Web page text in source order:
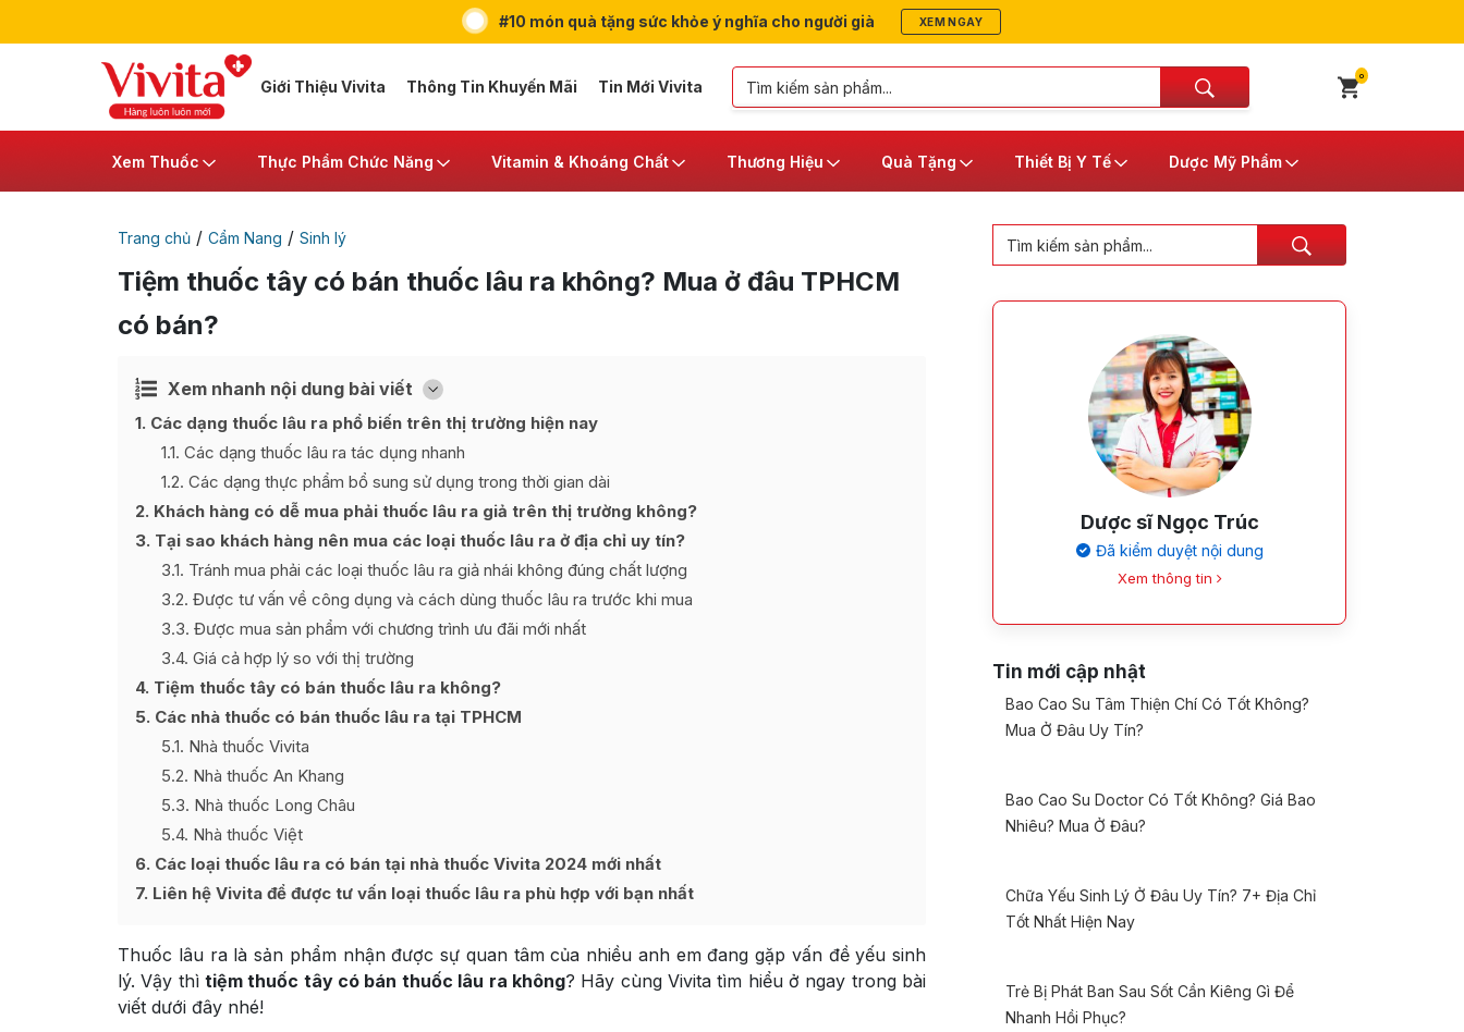
#10 món quà tặng sức khỏe ý nghĩa cho người già XEM NGAY
Giới Thiệu Vivita Thông Tin Khuyến Mãi Tin Mới Vivita
0
Xem Thuốc Thực Phẩm Chức Năng Vitamin & Khoáng Chất Thương Hiệu Quà Tặng Thiết Bị Y Tế Dược Mỹ Phẩm
Trang chủ / Cẩm Nang / Sinh lý
Tiệm thuốc tây có bán thuốc lâu ra không? Mua ở đâu TPHCM
có bán?
Xem nhanh nội dung bài viết [
Ẩn
1 Các dạng thuốc lâu ra phổ biến trên thị trường hiện nay
1.1 Các dạng thuốc lâu ra tác dụng nhanh
1.2 Các dạng thực phẩm bổ sung sử dụng trong thời gian dài
2 Khách hàng có dễ mua phải thuốc lâu ra giả trên thị trường không?
3 Tại sao khách hàng nên mua các loại thuốc lâu ra ở địa chỉ uy tín?
3.1 Tránh mua phải các loại thuốc lâu ra giả nhái không đúng chất lượng
3.2 Được tư vấn về công dụng và cách dùng thuốc lâu ra trước khi mua
3.3 Được mua sản phẩm với chương trình ưu đãi mới nhất
3.4 Giá cả hợp lý so với thị trường
4 Tiệm thuốc tây có bán thuốc lâu ra không?
5 Các nhà thuốc có bán thuốc lâu ra tại TPHCM
5.1 Nhà thuốc Vivita
5.2 Nhà thuốc An Khang
5.3 Nhà thuốc Long Châu
5.4 Nhà thuốc Việt
6 Các loại thuốc lâu ra có bán tại nhà thuốc Vivita 2024 mới nhất
7 Liên hệ Vivita để được tư vấn loại thuốc lâu ra phù hợp với bạn nhất
Thuốc lâu ra là sản phẩm nhận được sự quan tâm của nhiều anh em đang gặp vấn đề yếu sinh
lý. Vậy thìtiệm thuốc tây có bán thuốc lâu ra không? Hãy cùng Vivita tìm hiểu ở ngay trong bài
viết dưới đây nhé!
Dược sĩ Ngọc Trúc
Đã kiểm duyệt nội dung
Xem thông tin
Tin mới cập nhật
Bao Cao Su Tâm Thiện Chí Có Tốt Không?
Mua Ở Đâu Uy Tín?
Bao Cao Su Doctor Có Tốt Không? Giá Bao
Nhiêu? Mua Ở Đâu?
Chữa Yếu Sinh Lý Ở Đâu Uy Tín? 7+ Địa Chỉ
Tốt Nhất Hiện Nay
Trẻ Bị Phát Ban Sau Sốt Cần Kiêng Gì Để
Nhanh Hồi Phục?